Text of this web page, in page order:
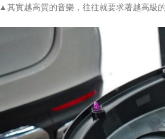
▲其實越高質的音樂，往往就要求著越高級